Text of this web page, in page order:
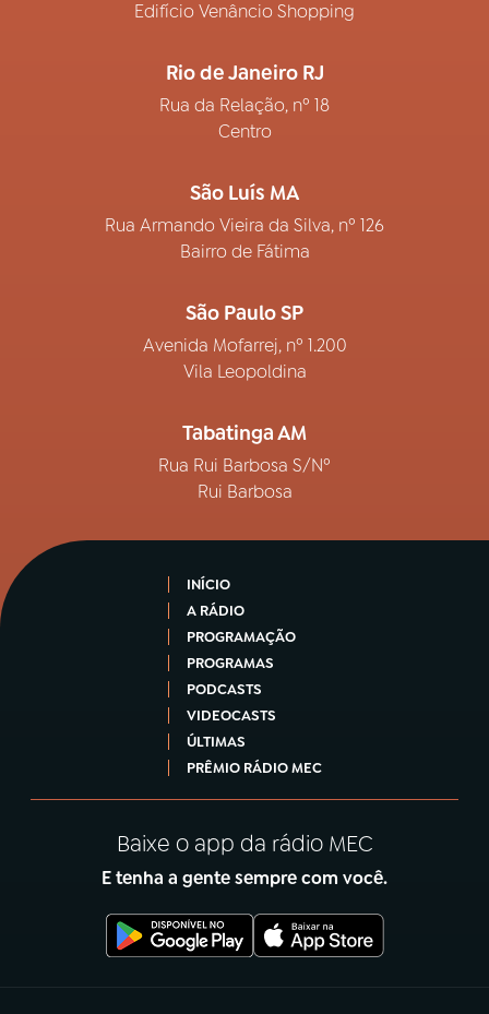
Edifício Venâncio Shopping
Rio de Janeiro RJ
Rua da Relação, nº 18
Centro
São Luís MA
Rua Armando Vieira da Silva, nº 126
Bairro de Fátima
São Paulo SP
Avenida Mofarrej, nº 1.200
Vila Leopoldina
Tabatinga AM
Rua Rui Barbosa S/Nº
Rui Barbosa
INÍCIO
A RÁDIO
PROGRAMAÇÃO
PROGRAMAS
PODCASTS
VIDEOCASTS
ÚLTIMAS
PRÊMIO RÁDIO MEC
Baixe o app da rádio MEC
E tenha a gente sempre com você.